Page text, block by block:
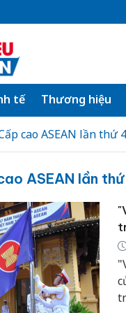
tế Thương hiệu
cao ASEAN lần thứ
ASEAN lần